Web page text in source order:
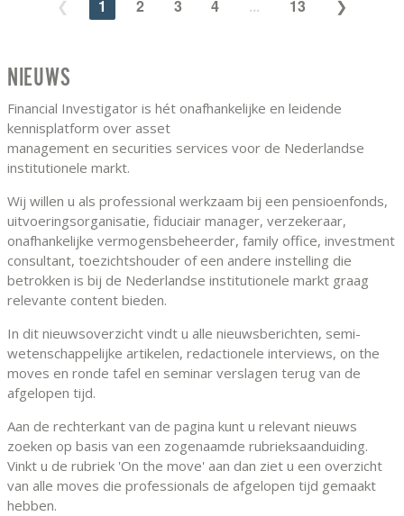
1 2 3 4 ... 13
NIEUWS
Financial Investigator is hét onafhankelijke en leidende
kennisplatform over asset
management en securities services voor de Nederlandse
institutionele markt.
Wij willen u als professional werkzaam bij een pensioenfonds,
uitvoeringsorganisatie, fiduciair manager, verzekeraar,
onafhankelijke vermogensbeheerder, family office, investment
consultant, toezichtshouder of een andere instelling die
betrokken is bij de Nederlandse institutionele markt graag
relevante content bieden.
In dit nieuwsoverzicht vindt u alle nieuwsberichten, semi-
wetenschappelijke artikelen, redactionele interviews, on the
moves en ronde tafel en seminar verslagen terug van de
afgelopen tijd.
Aan de rechterkant van de pagina kunt u relevant nieuws
zoeken op basis van een zogenaamde rubrieksaanduiding.
Vinkt u de rubriek 'On the move' aan dan ziet u een overzicht
van alle moves die professionals de afgelopen tijd gemaakt
hebben.